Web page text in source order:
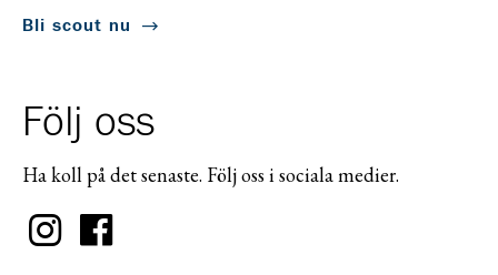
Bli scout nu
Följ oss
Ha koll på det senaste. Följ oss i sociala medier.